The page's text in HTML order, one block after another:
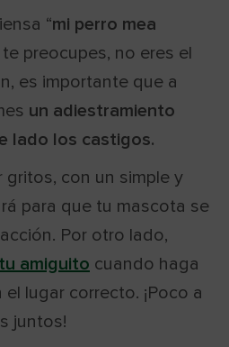
“mi perro mea
te preocupes, no eres el
es importante que a
un adiestramiento
lado los castigos.
con un simple y
para que tu mascota se
Por otro lado,
amiguito cuando haga
lugar correcto. ¡Poco a
juntos!